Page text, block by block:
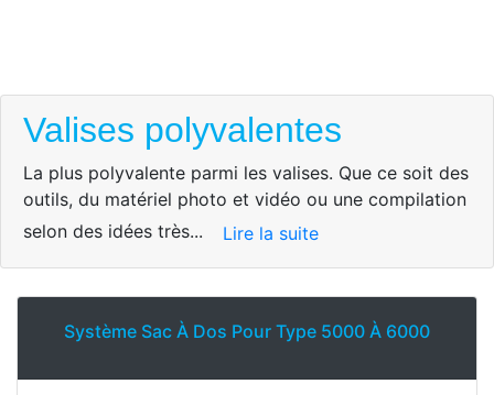
Valises polyvalentes
La plus polyvalente parmi les valises. Que ce soit des
outils, du matériel photo et vidéo ou une compilation
selon des idées très...
Lire la suite
Système Sac À Dos Pour Type 5000 À 6000